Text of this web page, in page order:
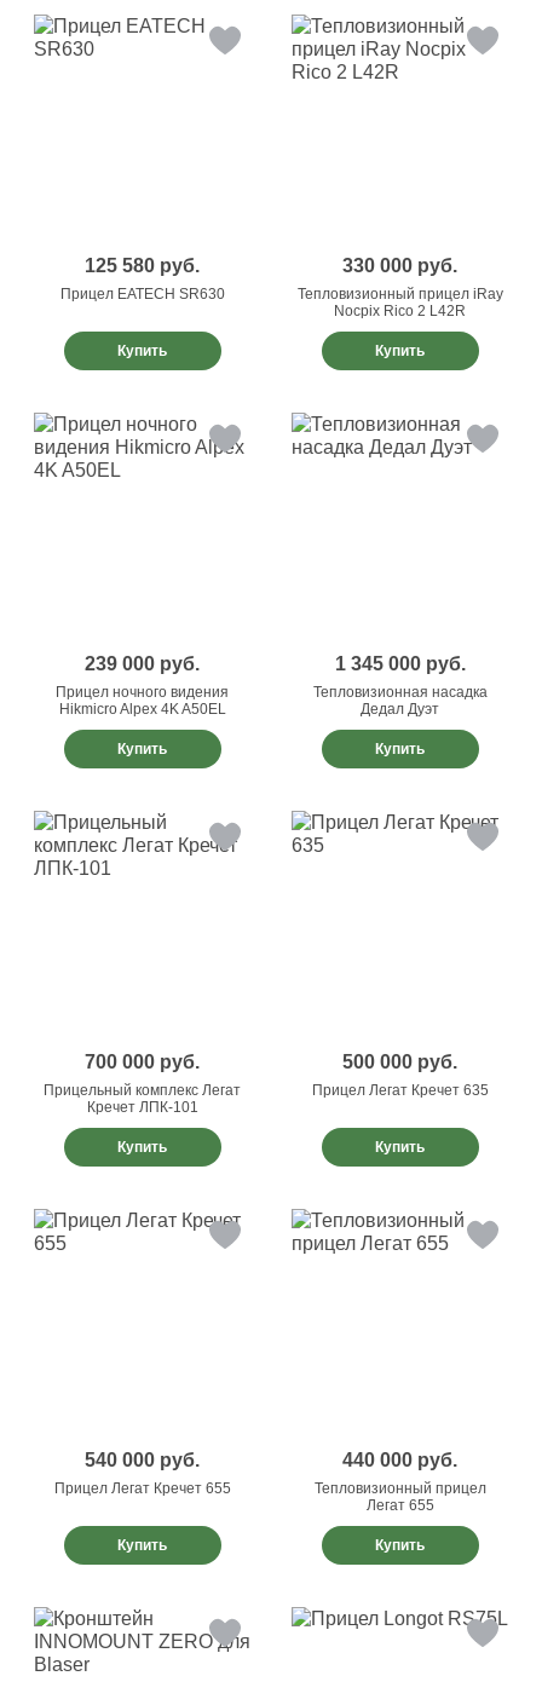
125 580 руб.
Прицел EATECH SR630
Купить
330 000 руб.
Тепловизионный прицел iRay
Nocpix Rico 2 L42R
Купить
239 000 руб.
Прицел ночного видения
Hikmicro Alpex 4K A50EL
Купить
1 345 000 руб.
Тепловизионная насадка
Дедал Дуэт
Купить
700 000 руб.
Прицельный комплекс Легат
Кречет ЛПК-101
Купить
500 000 руб.
Прицел Легат Кречет 635
Купить
540 000 руб.
Прицел Легат Кречет 655
Купить
440 000 руб.
Тепловизионный прицел
Легат 655
Купить